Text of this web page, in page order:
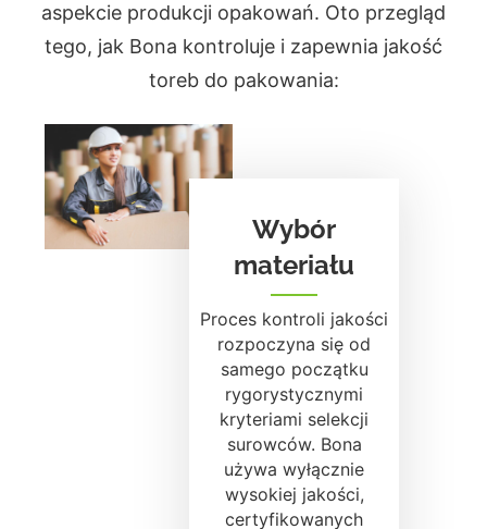
aspekcie produkcji opakowań. Oto przegląd
tego, jak Bona kontroluje i zapewnia jakość
toreb do pakowania:
Wybór
materiału
Proces kontroli jakości
rozpoczyna się od
samego początku
rygorystycznymi
kryteriami selekcji
surowców. Bona
używa wyłącznie
wysokiej jakości,
certyfikowanych